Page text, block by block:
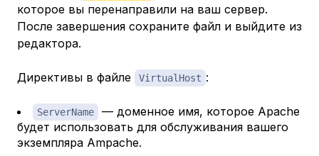
которое вы перенаправили на ваш сервер.
После завершения сохраните файл и выйдите из
редактора.
Директивы в файле VirtualHost :
ServerName
— доменное имя, которое Apache
будет использовать для обслуживания вашего
экземпляра Ampache.